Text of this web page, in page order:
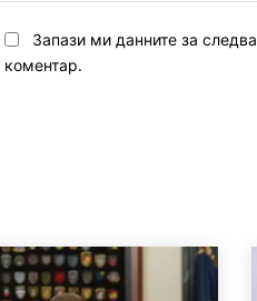
Email:*Запази ми данните за
коментар.